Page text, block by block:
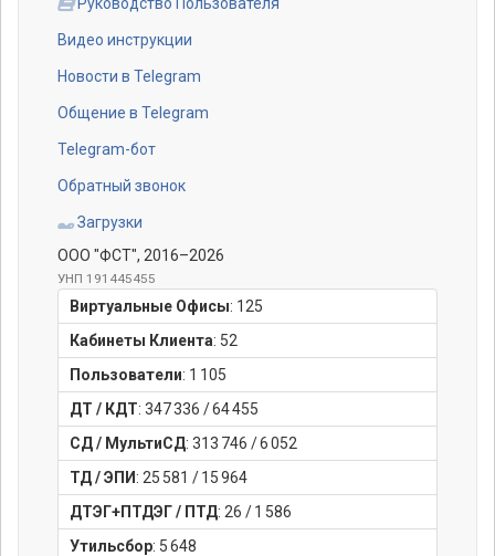
Руководство Пользователя
Видео инструкции
Новости в Telegram
Общение в Telegram
Telegram-бот
Обратный звонок
Загрузки
ООО "ФСТ", 2016–2026
УНП 191445455
Виртуальные Офисы: 125
Кабинеты Клиента: 52
Пользователи: 1 105
ДТ / КДТ: 347 336 /64 455
СД / МультиСД: 313 746 /6 052
ТД / ЭПИ : 25 581 / 15 964
ДТЭГ+ПТДЭГ / ПТД: 26 / 1 586
Утильсбор: 5 648